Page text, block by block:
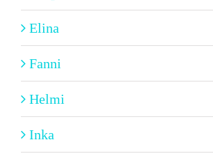
Elina
Fanni
Helmi
Inka